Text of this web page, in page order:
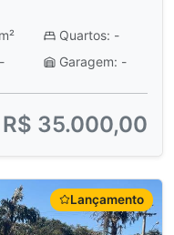
Quartos: -
Garagem: -
R$ 35.000,00
Lançamento